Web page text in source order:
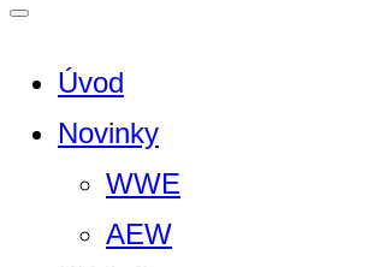
Úvod
Novinky
WWE
AEW